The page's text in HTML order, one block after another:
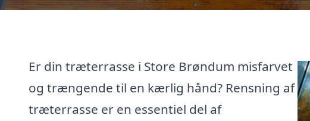
Er din træterrasse i Store Brøndum misfarvet
og trængende til en kærlig hånd? Rensning af
træterrasse er en essentiel del af